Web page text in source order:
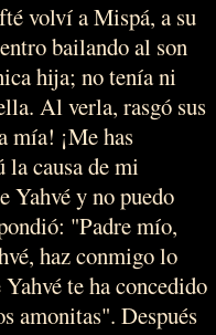
volví a Mispá, a su
bailando al son
hija; no tenía ni
Al verla, rasgó sus
mía! ¡Me has
la causa de mi
Yahvé y no puedo
"Padre mío,
haz conmigo lo
te ha concedido
amonitas". Después